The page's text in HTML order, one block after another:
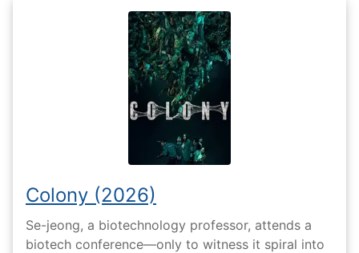
Colony (2026)
Se-jeong, a biotechnology professor, attends a
biotech conference—only to witness it spiral into